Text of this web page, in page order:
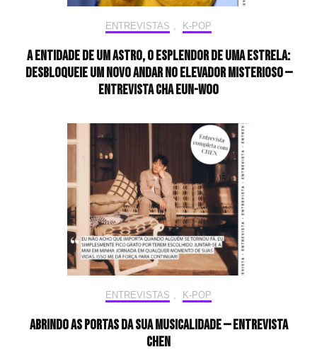
ENTREVISTAS , K-POP
A entidade de um astro, o esplendor de uma estrela:
desbloqueie um novo andar no elevador misterioso —
Entrevista CHA EUN-WOO
ENTREVISTAS , K-POP
Abrindo as portas da sua musicalidade — Entrevista
CHEN